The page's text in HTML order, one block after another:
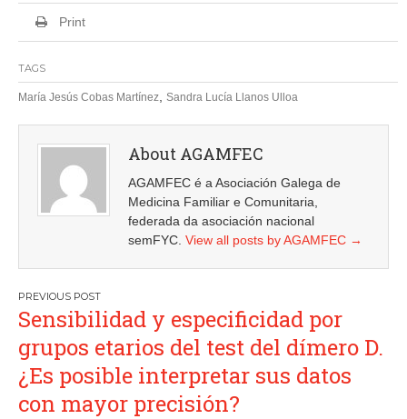
Print
TAGS
María Jesús Cobas Martínez Sandra Lucía Llanos Ulloa
About AGAMFEC
AGAMFEC é a Asociación Galega de
Medicina Familiar e Comunitaria,
federada da asociación nacional
semFYC. View all posts by AGAMFEC →
Navegación
de
entradas
Sensibilidad y especificidad por
grupos etarios del test del dímero D.
¿Es posible interpretar sus datos
con mayor precisión?